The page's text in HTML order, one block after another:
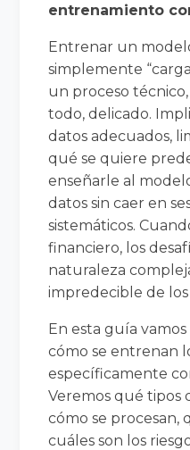
entrenamiento
Entrenar un
simplemente
un proceso
todo, delicado.
datos adecuados,
qué se quiere
enseñarle al
datos sin caer en
sistemáticos.
financiero, los
naturaleza
impredecible de los
En esta guía
cómo se entrenan
específicamente
Veremos qué tipos
cómo se procesan,
cuáles son los